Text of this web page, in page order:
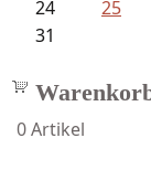
24
25
31
0Artikel